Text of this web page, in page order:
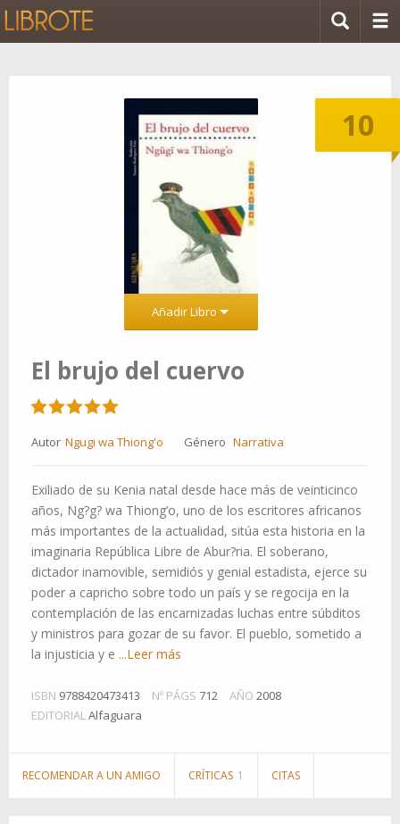
10
Añadir Libro
El brujo del cuervo
Autor Ngugi wa Thiong'o Género Narrativa
Exiliado de su Kenia natal desde hace más de veinticinco
años, Ng?g? wa Thiong’o, uno de los escritores africanos
más importantes de la actualidad, sitúa esta historia en la
imaginaria República Libre de Abur?ria. El soberano,
dictador inamovible, semidiós y genial estadista, ejerce su
poder a capricho sobre todo un país y se regocija en la
contemplación de las encarnizadas luchas entre súbditos
y ministros para gozar de su favor. El pueblo, sometido a
la injusticia y e ...Leer más
ISBN 9788420473413 Nº PÁGS 712 AÑO 2008
EDITORIALAlfaguara
RECOMENDAR A UN AMIGO CRÍTICAS 1 CITAS